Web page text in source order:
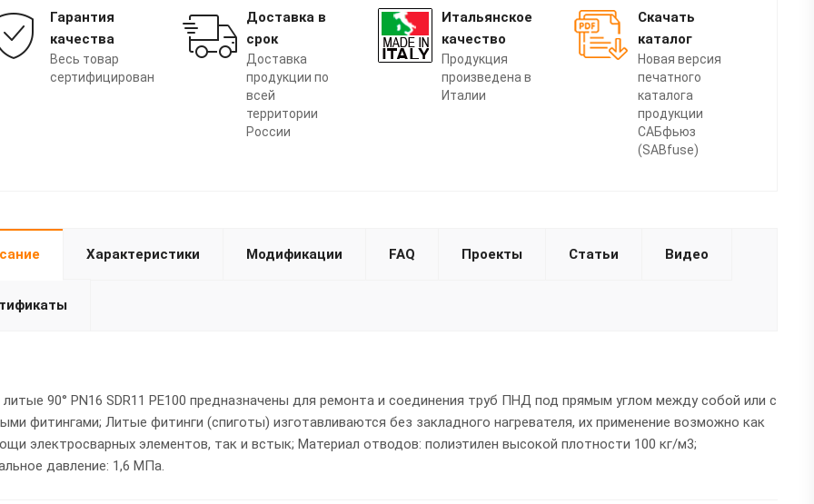
Гарантия
качества
Весь товар
сертифицирован
Доставка в
срок
Доставка
продукции по
всей
территории
России
Итальянское
качество
Продукция
произведена в
Италии
Скачать
каталог
Новая версия
печатного
каталога
продукции
САБфьюз
(SABfuse)
Характеристики Модификации FAQ Проекты Статьи Видео
90° PN16 SDR11 PE100 предназначены для ремонта и соединения труб ПНД под прямым углом между собой или с
фитингами; Литые фитинги (спиготы) изготавливаются без закладного нагревателя, их применение возможно как
электросварных элементов, так и встык; Материал отводов: полиэтилен высокой плотности 100 кг/м3;
давление: 1,6 МПа.